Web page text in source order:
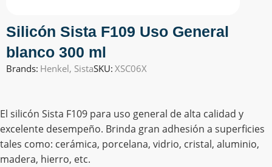
Silicón Sista F109 Uso General
blanco 300 ml
Brands: Henkel, SistaSKU: XSC06X
El silicón Sista F109 para uso general de alta calidad y
excelente desempeño. Brinda gran adhesión a superficies
tales como: cerámica, porcelana, vidrio, cristal, aluminio,
madera, hierro, etc.